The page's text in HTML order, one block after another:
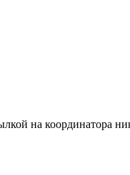
на координатора